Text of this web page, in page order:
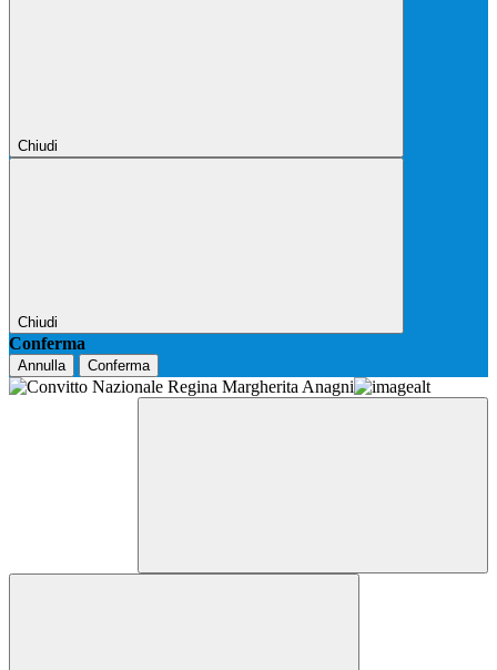
Chiudi
Chiudi
Conferma
Annulla Conferma